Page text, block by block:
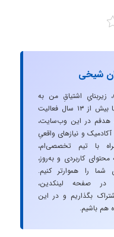
شیخی
زیربنایِ اشتیاقِ من به
دنیایِ HSE است. با بیش از ۱۳ سال فعالیت
هدفم در این وب‌سایت،
و نیازهای واقعیِ
با تیم تخصصی‌ام،
محتوای کاربردی و به‌روز،
را هموارتر کنیم.
صفحه لینکدین،
بگذاریم و در این
هم باشیم.